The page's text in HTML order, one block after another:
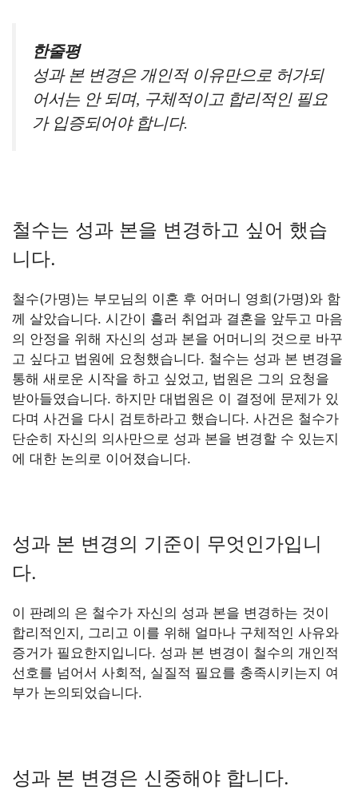
한줄평
성과 본 변경은 개인적 이유만으로 허가되
어서는 안 되며, 구체적이고 합리적인 필요
가 입증되어야 합니다.
철수는 성과 본을 변경하고 싶어 했습
니다.
철수(가명)는 부모님의 이혼 후 어머니 영희(가명)와 함
께 살았습니다. 시간이 흘러 취업과 결혼을 앞두고 마음
의 안정을 위해 자신의 성과 본을 어머니의 것으로 바꾸
고 싶다고 법원에 요청했습니다. 철수는 성과 본 변경을
통해 새로운 시작을 하고 싶었고, 법원은 그의 요청을
받아들였습니다. 하지만 대법원은 이 결정에 문제가 있
다며 사건을 다시 검토하라고 했습니다. 사건은 철수가
단순히 자신의 의사만으로 성과 본을 변경할 수 있는지
에 대한 논의로 이어졌습니다.
성과 본 변경의 기준이 무엇인가입니
다.
이 판례의 은 철수가 자신의 성과 본을 변경하는 것이
합리적인지, 그리고 이를 위해 얼마나 구체적인 사유와
증거가 필요한지입니다. 성과 본 변경이 철수의 개인적
선호를 넘어서 사회적, 실질적 필요를 충족시키는지 여
부가 논의되었습니다.
성과 본 변경은 신중해야 합니다.